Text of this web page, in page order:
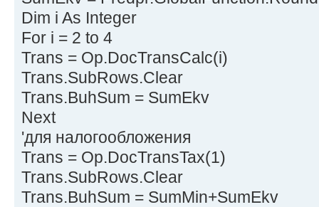
Dim i As Integer
For i = 2 to 4
Trans = Op.DocTransCalc(i)
Trans.SubRows.Clear
Trans.BuhSum = SumEkv
Next
'для налогообложения
Trans = Op.DocTransTax(1)
Trans.SubRows.Clear
Trans.BuhSum = SumMin+SumEkv